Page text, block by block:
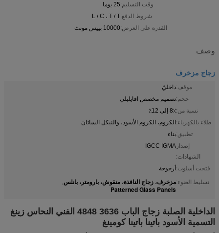
وقت التسليم:25 يوما
شروط الدفع:L / C ، T / T
القدرة على العرض:10000 بييس مونث
وصف
زجاج مزخرف
موقف:داخليّ
حجم:تصميم مخصص افايلبلي
نسبة من:8٪ إلى 12٪
طلاء بالكهرباء:الكروم، الكروم الأسود، والنيكل الساتان
تطبيق:بناء
إصدار
الشهادات:
IGCC IGMA
فتحت أسلوب:أرجوحة
تسليط الضوء:مزخرف، زجاج النافذة، منقوش، بارومتر، بانلس,
Patterned Glass Panels
الداخلية الصلبة زجاج الباب 3636 4848 الفني النحاس زينغ
التسمية الأسود باتينا باتينا كومينغ